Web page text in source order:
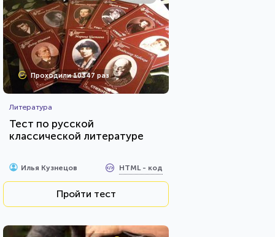
Проходили 10347 раз
Литература
Тест по русской
классической литературе
Илья Кузнецов HTML - код
Пройти тест